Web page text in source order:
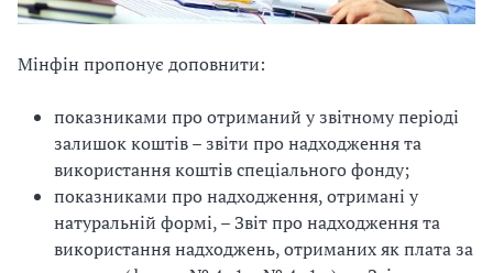
Мінфін пропонує доповнити:
показниками про отриманий у звітному періоді
залишок коштів – звіти про надходження та
використання коштів спеціального фонду;
показниками про надходження, отримані у
натуральній формі, – Звіт про надходження та
використання надходжень, отриманих як плата за